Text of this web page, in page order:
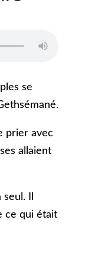
se
prier avec
allaient
Il
ce qui était